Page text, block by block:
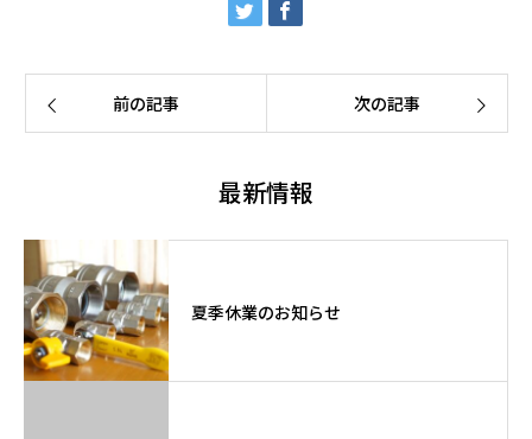
前の記事 次の記事
最新情報
夏季休業のお知らせ